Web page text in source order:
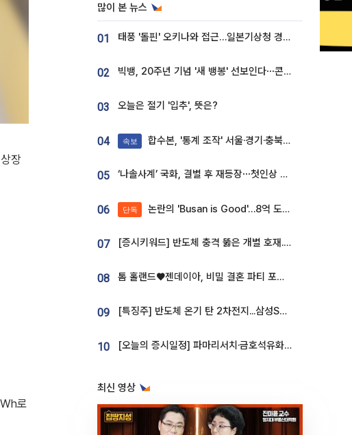
장
로
많이 본 뉴스
01 태풍 '돌핀' 오키나와 접근…일본기상청 경로 업데이트
02 빅뱅, 20주년 기념 '새 뱅봉' 선보인다⋯콘서트 앞두고 팝업 개최
03 오늘은 절기 '입추', 뜻은?
04 속보 합수본, '통계 조작' 서울·경기·충북 선관위 등 추가 압수수색
05 ‘나솔사계’ 국화, 결별 후 재등장⋯첫인상 투표 휩쓸고 ‘인기녀’ 등극
06 단독 논란의 'Busan is Good'…8억 도시브랜드, 용산 대통령실 CI 업체가 수행
07 [증시키워드] 반도체 충격 뚫은 개별 호재...포스코퓨처엠·에코프로·한화솔루션 '눈길'
08 톰 홀랜드♥젠데이아, 비밀 결혼 파티 포착⋯호텔 대관비만 9억
09 [특징주] 반도체 온기 탄 2차전지...삼성SDI, 장 초반 7% 넘게 껑충
10 [오늘의 증시일정] 파마리서치·금호석유화학·코오롱인더·상상인증권 등
최신 영상